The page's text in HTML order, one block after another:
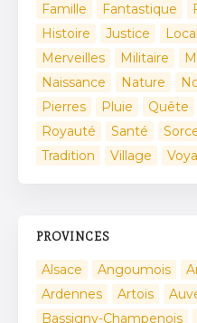
Famille
Fantastique
Histoire
Justice
Merveilles
Militaire
Naissance
Nature
Pierres
Pluie Quête
Royauté
Santé
Tradition
Village
PROVINCES
Alsace Angoumois
Ardennes
Artois
Bassigny-Champenois